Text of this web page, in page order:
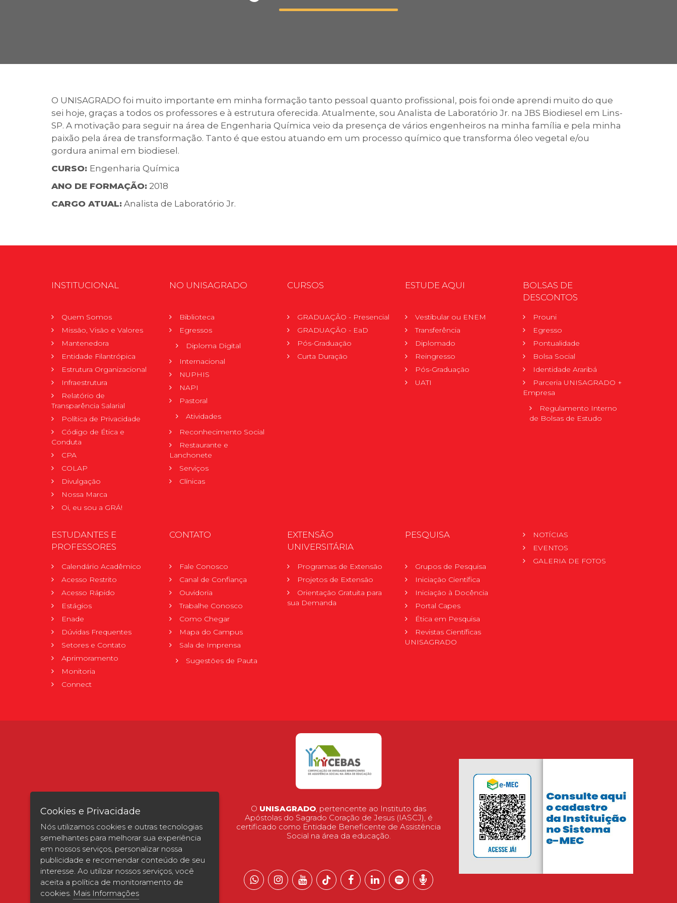
Reingresso UATI
O UNISAGRADO foi muito importante em minha formação tanto pessoal quanto profissional, pois foi onde aprendi muito do que
sei hoje, graças a todos os professores e à estrutura oferecida. Atualmente, sou Analista de Laboratório Jr. na JBS Biodiesel em Lins-
SP. A motivação para seguir na área de Engenharia Química veio da presença de vários engenheiros na minha família e pela minha
paixão pela área de transformação. Tanto é que estou atuando em um processo químico que transforma óleo vegetal e/ou
gordura animal em biodiesel.
CURSO: Engenharia Química
ANO DE FORMAÇÃO: 2018
CARGO ATUAL: Analista de Laboratório Jr.
INSTITUCIONAL
Quem Somos
Missão, Visão e Valores
Mantenedora
Entidade Filantrópica
Estrutura Organizacional
Infraestrutura
Relatório de
Transparência Salarial
Política de Privacidade
Código de Ética e
Conduta
CPA
COLAP
Divulgação
Nossa Marca
Oi, eu sou a GRÁ!
NO UNISAGRADO
Biblioteca
Egressos
Diploma Digital
Internacional
NUPHIS
NAPI
Pastoral
Atividades
Reconhecimento Social
Restaurante e
Lanchonete
Serviços
Clínicas
CURSOS
GRADUAÇÃO - Presencial
GRADUAÇÃO - EaD
Pós-Graduação
Curta Duração
ESTUDE AQUI
Vestibular ou ENEM
Transferência
Diplomado
Reingresso
Pós-Graduação
UATI
BOLSAS DE
DESCONTOS
Prouni
Egresso
Pontualidade
Bolsa Social
Identidade Araribá
Parceria UNISAGRADO +
Empresa
Regulamento Interno
de Bolsas de Estudo
ESTUDANTES E
PROFESSORES
Calendário Acadêmico
Acesso Restrito
Acesso Rápido
Estágios
Enade
Dúvidas Frequentes
Setores e Contato
Aprimoramento
Monitoria
Connect
CONTATO
Fale Conosco
Canal de Confiança
Ouvidoria
Trabalhe Conosco
Como Chegar
Mapa do Campus
Sala de Imprensa
Sugestões de Pauta
EXTENSÃO
UNIVERSITÁRIA
Programas de Extensão
Projetos de Extensão
Orientação Gratuita para
sua Demanda
PESQUISA
Grupos de Pesquisa
Iniciação Científica
Iniciação à Docência
Portal Capes
Ética em Pesquisa
Revistas Científicas
UNISAGRADO
NOTÍCIAS
EVENTOS
GALERIA DE FOTOS
Verificada por
O UNISAGRADO, pertencente ao Instituto das
Apóstolas do Sagrado Coração de Jesus (IASCJ), é
certificado como Entidade Beneficente de Assistência
Social na área da educação.
Cookies e Privacidade
Nós utilizamos cookies e outras tecnologias
semelhantes para melhorar sua experiência
em nossos serviços, personalizar nossa
publicidade e recomendar conteúdo de seu
interesse. Ao utilizar nossos serviços, você
aceita a política de monitoramento de
cookies. Mais Informações